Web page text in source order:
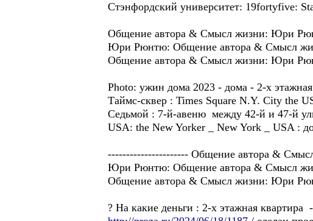
Стэнфордский университет: 19fortyfive:
Общение автора & Cмысл жизни: Юри
Юри Рюнтю: Общение автора & Cмысл
Общение автора & Cмысл жизни: Юри
Photo: ужин дома 2023 - дома - 2-х
Таймс-сквер : Times Square N.Y. City the
Седьмой : 7-й-авеню между 42-й и 47-й
USA: the New Yorker _ New York _ USA :
---------------------- Общение автора &
Юри Рюнтю: Общение автора & Cмысл
Общение автора & Cмысл жизни: Юри
? Hа какие деньги : 2-х этажная